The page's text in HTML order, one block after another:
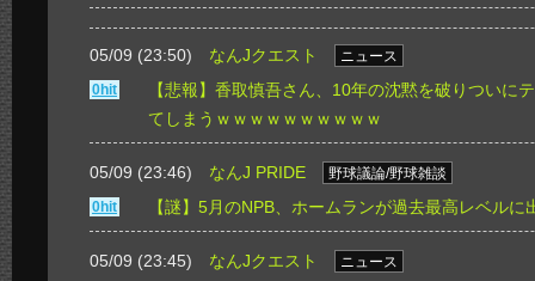
05/09 (23:50) なんJクエスト
ニュース
0hit
【悲報】香取慎吾さん、10年の沈黙を破りついに
てしまうｗｗｗｗｗｗｗｗｗｗ
05/09 (23:46) なんJ PRIDE
野球議論/野球雑談
0hit
【謎】5月のNPB、ホームランが過去最高レベルに
05/09 (23:45) なんJクエスト
ニュース